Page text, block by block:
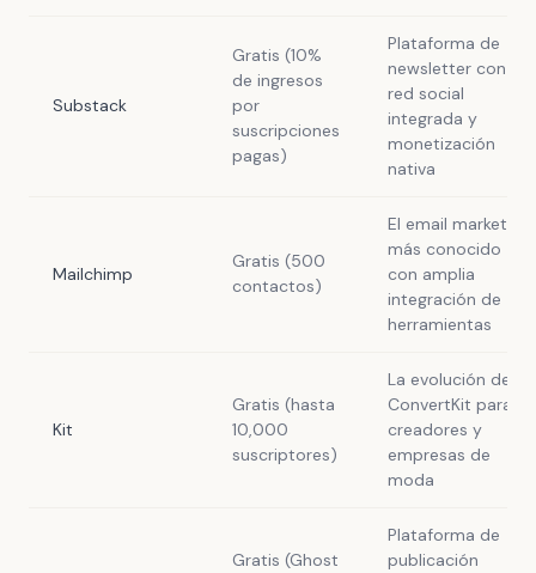
Substack
Gratis (10%
de ingresos
por
suscripciones
pagas)
Plataforma de
newsletter con
red social
integrada y
monetización
nativa
Mailchimp
Gratis (500
contactos)
El email marketing
más conocido
con amplia
integración de
herramientas
Kit
Gratis (hasta
10,000
suscriptores)
La evolución de
ConvertKit para
creadores y
empresas de
moda
Gratis (Ghost
Plataforma de
publicación